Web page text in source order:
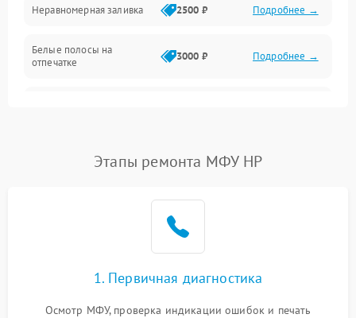
Дисплей и органы управления
Изображение
Неравномерная заливка 2500 ₽ Подробнее →
Белые полосы на
отпечатке
3000 ₽ Подробнее →
Этапы ремонта МФУ HP
1. Первичная диагностика
Осмотр МФУ, проверка индикации ошибок и печать